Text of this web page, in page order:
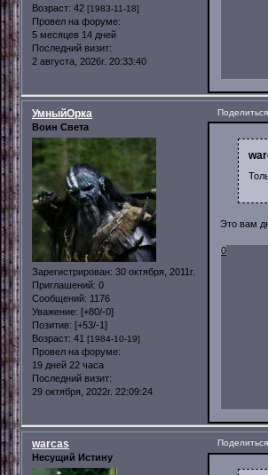
Возраст: 42 [1983-11-18]
Провел на форуме:
5 месяцев 14 дней
Последний визит:
2 августа, 2026г. 20:33:40
Поделиться
УмныйОрка
Воин Света
Зарегистрирован: 30 октября, 2011г.
Приглашений: 0
Сообщений: 1176
Уважение: [+80/-0]
Позитив: [+53/-1]
Возраст: 41 [1984-10-19]
Провел на форуме:
19 дней 22 часа
Последний визит:
29 октября, 2022г. 22:09:24
Это вам
0
Поделиться
warcas
Несущий Истину